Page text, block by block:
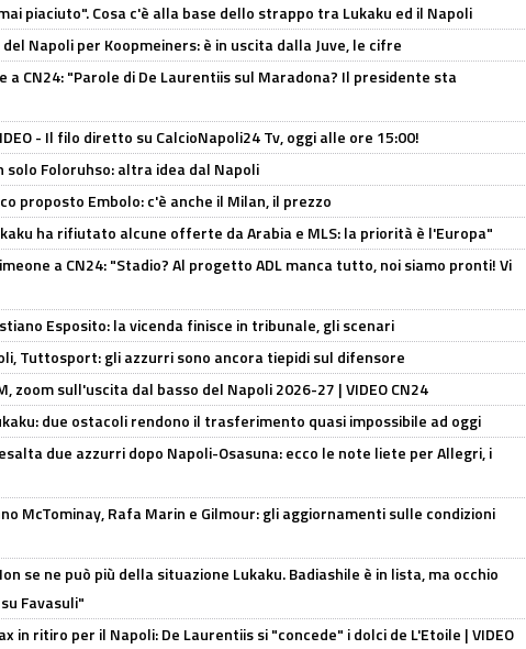
piaciuto". Cosa c'è alla base dello strappo tra Lukaku ed il Napoli
Napoli per Koopmeiners: è in uscita dalla Juve, le cifre
a CN24: "Parole di De Laurentiis sul Maradona? Il presidente sta
- Il filo diretto su CalcioNapoli24 Tv, oggi alle ore 15:00!
solo Foloruhso: altra idea dal Napoli
proposto Embolo: c'è anche il Milan, il prezzo
ha rifiutato alcune offerte da Arabia e MLS: la priorità è l'Europa"
a CN24: "Stadio? Al progetto ADL manca tutto, noi siamo pronti! Vi
Esposito: la vicenda finisce in tribunale, gli scenari
Tuttosport: gli azzurri sono ancora tiepidi sul difensore
zoom sull'uscita dal basso del Napoli 2026-27 | VIDEO CN24
due ostacoli rendono il trasferimento quasi impossibile ad oggi
due azzurri dopo Napoli-Osasuna: ecco le note liete per Allegri, i
McTominay, Rafa Marin e Gilmour: gli aggiornamenti sulle condizioni
se ne può più della situazione Lukaku. Badiashile è in lista, ma occhio
Favasuli"
in ritiro per il Napoli: De Laurentiis si "concede" i dolci de L'Etoile | VIDEO